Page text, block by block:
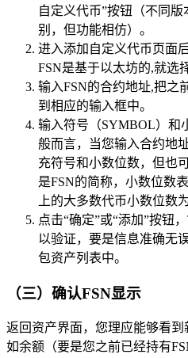
自定义代币”按钮（不同
别，但功能相仿）。
进入添加自定义代币页面
FSN是基于以太坊的,就选
输入FSN的合约地址,把之
到相应的输入框中。
输入符号（SYMBOL）和
般而言，当您输入合约地
充符号和小数位数，但也
是FSN的简称，小数位数
上的大多数代币小数位数为
点击“确定”或“添加”按钮
以验证，要是信息准确无
包资产列表中。
（三）确认FSN显示
返回资产界面，您理应能够看到
如余额（要是您之前已经持有